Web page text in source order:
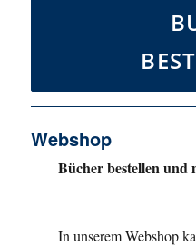
Webshop
Bücher bestellen und
In unserem Webshop